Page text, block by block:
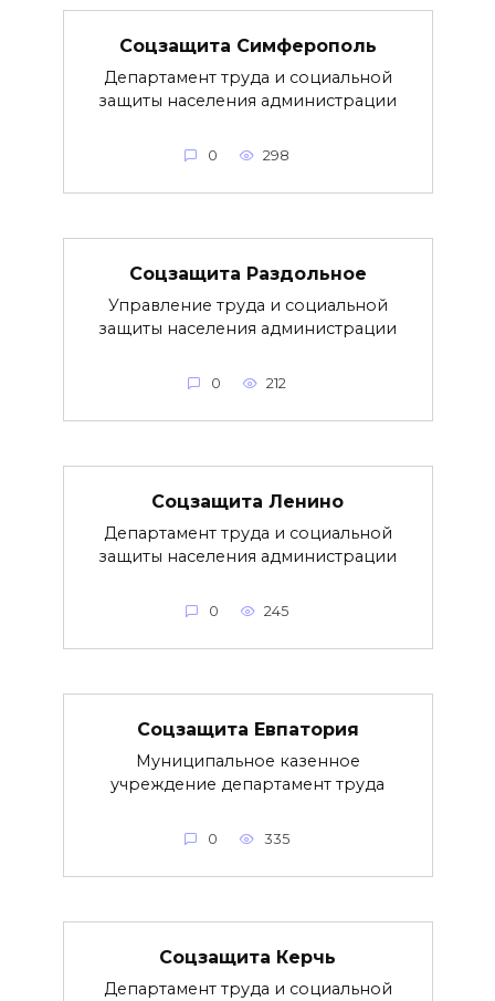
Соцзащита Симферополь
Департамент труда и социальной
защиты населения администрации
0 298
Соцзащита Раздольное
Управление труда и социальной
защиты населения администрации
0 212
Соцзащита Ленино
Департамент труда и социальной
защиты населения администрации
0 245
Соцзащита Евпатория
Муниципальное казенное
учреждение департамент труда
0 335
Соцзащита Керчь
Департамент труда и социальной